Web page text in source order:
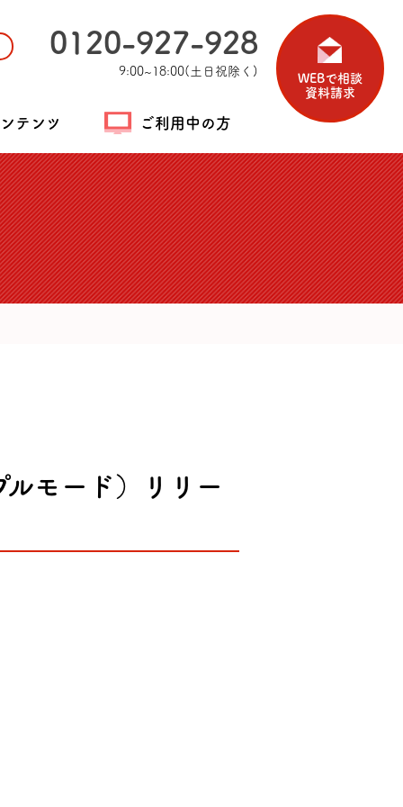
0120-927-928
9:00~18:00(土日祝除く)
WEBで相談
資料請求
テンツ ご利用中の方
モード）リリー